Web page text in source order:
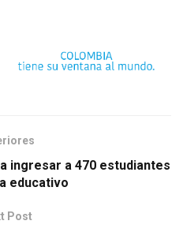
ingresar a 470 estudiantes
educativo
Post